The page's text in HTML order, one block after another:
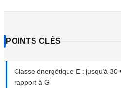
POINTS CLÉS
Classe énergétique E : jusqu'à 30
rapport à G